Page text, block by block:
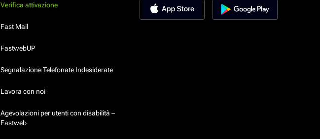
Verifica attivazione
Fast Mail
FastwebUP
Segnalazione Telefonate Indesiderate
Lavora con noi
Agevolazioni per utenti con disabilità –
Fastweb